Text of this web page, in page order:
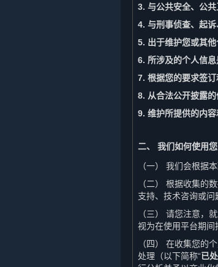
3. 与公共安全、公共
4. 与刑事侦查、起诉
5. 出于维护您或其
6. 所涉及的个人信息
7. 根据您的要求签订
8. 从合法公开披露
9. 维护所提供的内
二、 我们如何使用
（一） 我们会根据
（二） 根据收集的
支持、技术咨询或问
（三） 请您注意，
视为在使用平台期间
（四） 在收集您的
处理（以下简称“已